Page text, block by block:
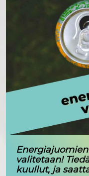
valitetaan!
kuullut, ja